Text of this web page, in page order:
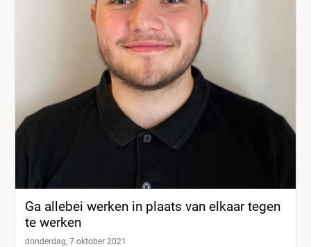
Ga allebei werken in plaats van elkaar tegen
te werken
donderdag, 7 oktober 2021